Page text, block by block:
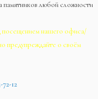
памятников любой сложности
посещением нашего офиса/
предупреждайте о своём
72-12